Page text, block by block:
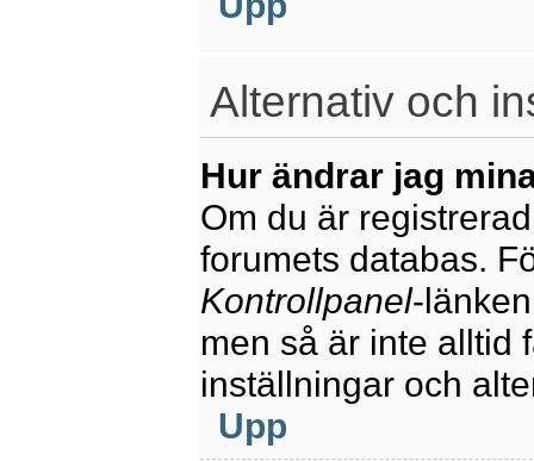
Alternativ och
Hur ändrar jag
Om du är
forumets databas.
Kontrollpanel-
men så är inte alltid
inställningar och
Upp